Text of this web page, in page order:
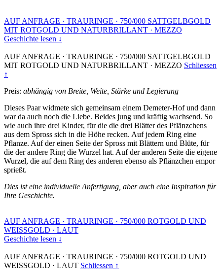
AUF ANFRAGE · TRAURINGE · 750/000 SATTGELBGOLD
MIT ROTGOLD UND NATURBRILLANT · MEZZO
Geschichte lesen ↓
AUF ANFRAGE · TRAURINGE · 750/000 SATTGELBGOLD
MIT ROTGOLD UND NATURBRILLANT · MEZZO Schliessen
↑
Preis: abhängig von Breite, Weite, Stärke und Legierung
Dieses Paar widmete sich gemeinsam einem Demeter-Hof und dann
war da auch noch die Liebe. Beides jung und kräftig wachsend. So
wie auch ihre drei Kinder, für die die drei Blätter des Pflänzchens
aus dem Spross sich in die Höhe recken. Auf jedem Ring eine
Pflanze. Auf der einen Seite der Spross mit Blättern und Blüte, für
die der andere Ring die Wurzel hat. Auf der anderen Seite die eigene
Wurzel, die auf dem Ring des anderen ebenso als Pflänzchen empor
sprießt.
Dies ist eine individuelle Anfertigung, aber auch eine Inspiration für
Ihre Geschichte.
AUF ANFRAGE · TRAURINGE · 750/000 ROTGOLD UND
WEISSGOLD · LAUT
Geschichte lesen ↓
AUF ANFRAGE · TRAURINGE · 750/000 ROTGOLD UND
WEISSGOLD · LAUT Schliessen ↑